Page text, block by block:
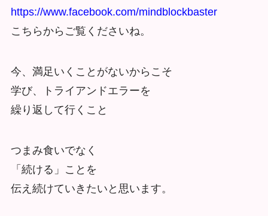
https://www.facebook.com/mindblockbaster
こちらからご覧くださいね。
今、満足いくことがないからこそ
学び、トライアンドエラーを
繰り返して行くこと
つまみ食いでなく
「続ける」ことを
伝え続けていきたいと思います。